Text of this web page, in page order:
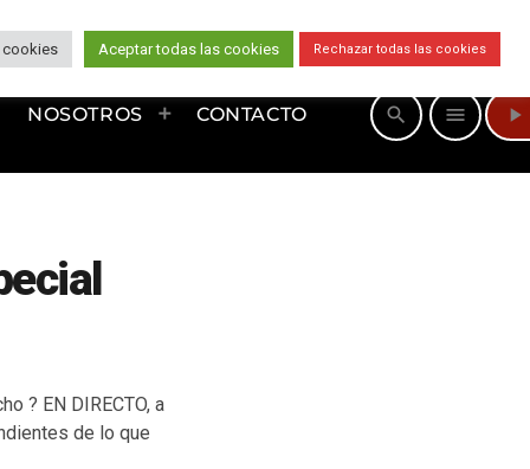
NOSOTROS CONTACTO search menu play_arrow
? EN DIRECTO, a
de lo que
cookies Aceptar todas las cookies Rechazar todas las cookies